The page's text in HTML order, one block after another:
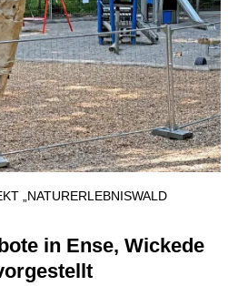
„NATURERLEBNISWALD
in Ense, Wickede